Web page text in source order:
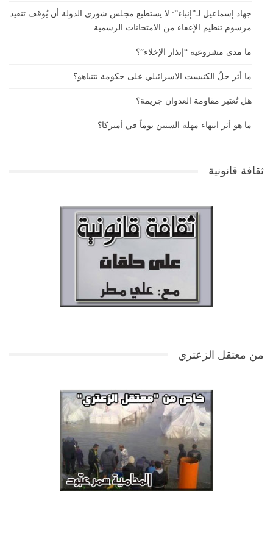
جهاد إسماعيل لـ”إنباء”: لا يستطيع مجلس شورى الدولة أن يُوقف تنفيذ
مرسوم تنظيم الإعفاء من الامتحانات الرسمية
ما مدى مشروعية “إنذار الإخلاء”؟
ما أثر حلّ الكنيست الاسرائيلي على حكومة نتنياهو؟
هل تُعتبر مقاومة العدوان جريمة؟
ما هو أثر انتهاء مهلة الستين يوماً في أميركا؟
ثقافة قانونية
من معتقل الزعتري